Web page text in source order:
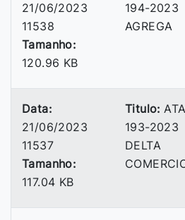
21/06/2023
11538
Tamanho:
120.96 KB
194-2023
AGREGA
Data:
21/06/2023
11537
Tamanho:
117.04 KB
Titulo: ATA
193-2023
DELTA